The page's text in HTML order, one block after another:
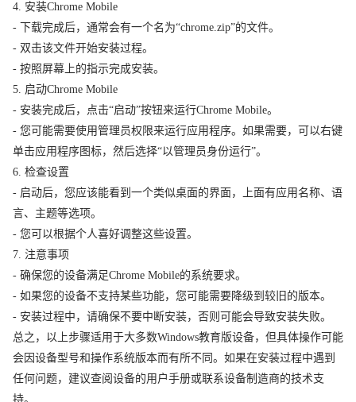
4. 安装Chrome Mobile
- 下载完成后，通常会有一个名为“chrome.zip”的文件。
- 双击该文件开始安装过程。
- 按照屏幕上的指示完成安装。
5. 启动Chrome Mobile
- 安装完成后，点击“启动”按钮来运行Chrome Mobile。
- 您可能需要使用管理员权限来运行应用程序。如果需要，可以右键
单击应用程序图标，然后选择“以管理员身份运行”。
6. 检查设置
- 启动后，您应该能看到一个类似桌面的界面，上面有应用名称、语
言、主题等选项。
- 您可以根据个人喜好调整这些设置。
7. 注意事项
- 确保您的设备满足Chrome Mobile的系统要求。
- 如果您的设备不支持某些功能，您可能需要降级到较旧的版本。
- 安装过程中，请确保不要中断安装，否则可能会导致安装失败。
总之，以上步骤适用于大多数Windows教育版设备，但具体操作可能
会因设备型号和操作系统版本而有所不同。如果在安装过程中遇到
任何问题，建议查阅设备的用户手册或联系设备制造商的技术支
持。